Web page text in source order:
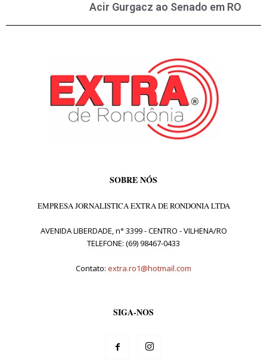
Acir Gurgacz ao Senado em RO
SOBRE NÓS
EMPRESA JORNALISTICA EXTRA DE RONDONIA LTDA
AVENIDA LIBERDADE, n° 3399 - CENTRO - VILHENA/RO
TELEFONE: (69) 98467-0433
Contato: extra.ro1@hotmail.com
SIGA-NOS